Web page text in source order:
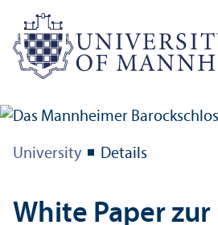
University Details
White Paper